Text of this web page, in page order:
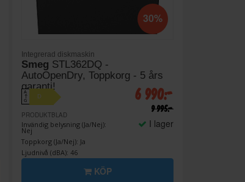
30%
Integrerad diskmaskin
Smeg STL362DQ -
AutoOpenDry, Toppkorg - 5 års
garanti!
A
↑
G
D
PRODUKTBLAD
Invändig belysning (Ja/Nej):
Nej
Toppkorg (Ja/Nej): Ja
Ljudnivå (dBA): 46
6 990:-
9 995:-
I lager
KÖP